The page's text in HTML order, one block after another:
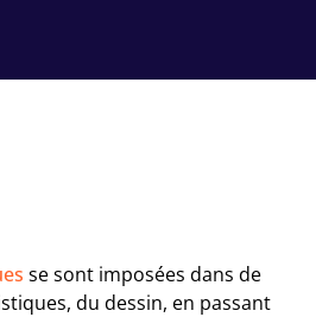
se sont imposées dans de
du dessin, en passant